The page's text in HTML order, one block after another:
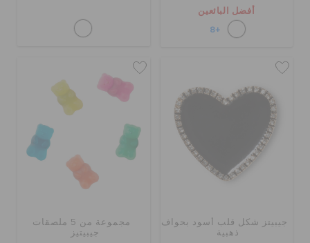
أفضل البائعين
+8
جيبيتز شكل قلب أسود بحواف
ذهبية
مجموعة من 5 ملصقات
جيبيتيز